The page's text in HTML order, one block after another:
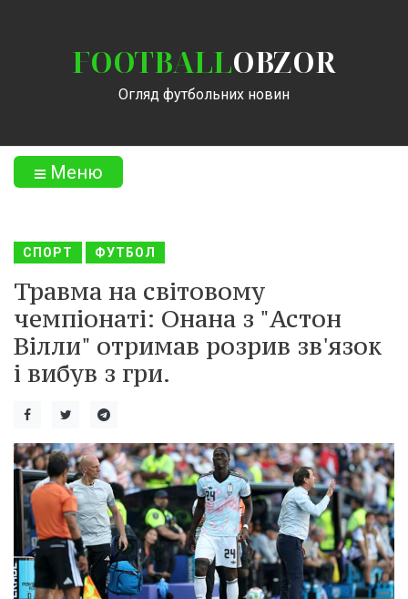
FOOTBALLOBZOR
Огляд футбольних новин
Меню
СПОРТ ФУТБОЛ
Травма на світовому
чемпіонаті: Онана з "Астон
Вілли" отримав розрив зв'язок
і вибув з гри.